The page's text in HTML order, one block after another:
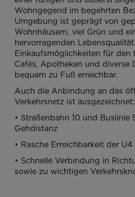
Wohngegend im begehrten
Umgebung ist geprägt von
Wohnhäusern, viel Grün und
hervorragenden Lebensqualität.
Einkaufsmöglichkeiten für den
Cafés, Apotheken und diverse
bequem zu Fuß erreichbar.
Auch die Anbindung an das
Verkehrsnetz ist ausgezeichnet:
• Straßenbahn 10 und Buslinie
Gehdistanz
• Rasche Erreichbarkeit der U4
• Schnelle Verbindung in
sowie zu wichtigen